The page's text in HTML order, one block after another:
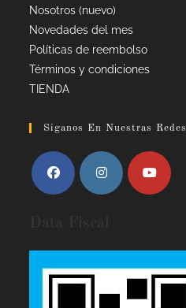
Nosotros (nuevo)
Novedades del mes
Políticas de reembolso
Términos y condiciones
TIENDA
Siganos En Nuestras Redes